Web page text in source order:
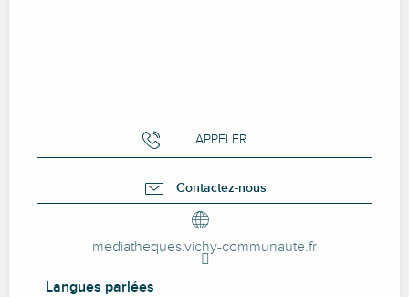
APPELER
Contactez-nous
mediatheques.vichy-communaute.fr
Langues parlées
Langues parlées